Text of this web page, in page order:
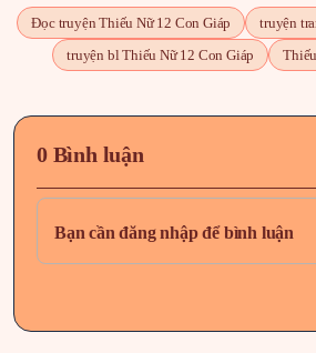
Đọc truyện Thiếu Nữ 12 Con Giáp
truyện
truyện bl Thiếu Nữ 12 Con Giáp
0 Bình luận
Bạn cần đăng nhập để bình luận